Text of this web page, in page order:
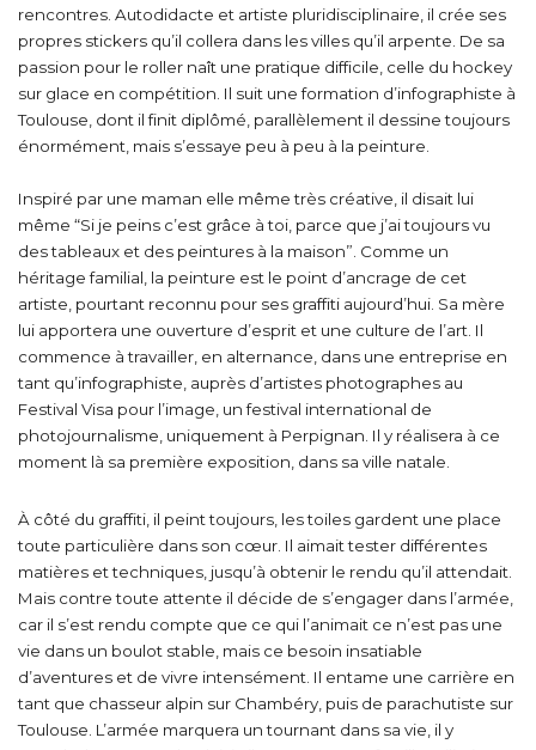
rencontres. Autodidacte et artiste pluridisciplinaire, il crée ses
propres stickers qu’il collera dans les villes qu’il arpente. De sa
passion pour le roller naît une pratique difficile, celle du hockey
sur glace en compétition. Il suit une formation d’infographiste à
Toulouse, dont il finit diplômé, parallèlement il dessine toujours
énormément, mais s’essaye peu à peu à la peinture.
Inspiré par une maman elle même très créative, il disait lui
même “Si je peins c’est grâce à toi, parce que j’ai toujours vu
des tableaux et des peintures à la maison”. Comme un
héritage familial, la peinture est le point d’ancrage de cet
artiste, pourtant reconnu pour ses graffiti aujourd’hui. Sa mère
lui apportera une ouverture d’esprit et une culture de l’art. Il
commence à travailler, en alternance, dans une entreprise en
tant qu’infographiste, auprès d’artistes photographes au
Festival Visa pour l’image, un festival international de
photojournalisme, uniquement à Perpignan. Il y réalisera à ce
moment là sa première exposition, dans sa ville natale.
À côté du graffiti, il peint toujours, les toiles gardent une place
toute particulière dans son cœur. Il aimait tester différentes
matières et techniques, jusqu’à obtenir le rendu qu’il attendait.
Mais contre toute attente il décide de s’engager dans l’armée,
car il s’est rendu compte que ce qui l’animait ce n’est pas une
vie dans un boulot stable, mais ce besoin insatiable
d’aventures et de vivre intensément. Il entame une carrière en
tant que chasseur alpin sur Chambéry, puis de parachutiste sur
Toulouse. L’armée marquera un tournant dans sa vie, il y